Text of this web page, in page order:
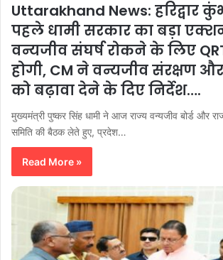
Uttarakhand News: हरिद्वार
पहले धामी सरकार का बड़ा
वन्यजीव संघर्ष रोकने के लिए
होगी, CM ने वन्यजीव संरक्षण
को बढ़ावा देने के दिए निर्देश….
मुख्यमंत्री पुष्कर सिंह धामी ने आज राज्य वन्यजीव बोर्ड और
समिति की बैठक लेते हुए, प्रदेश…
Read More »